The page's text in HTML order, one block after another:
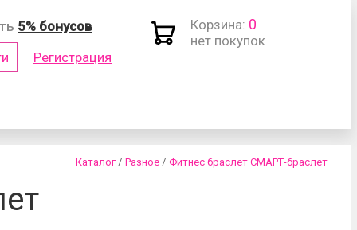
5% бонусов
Регистрация
Корзина: 0
нет покупок
Каталог / Разное / Фитнес браслет СМАРТ-браслет